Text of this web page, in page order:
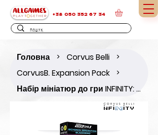
+38 050 352 67 34
Головна > Corvus Belli >
CorvusB. Expansion Pack >
Набір мініатюр до гри INFINITY: Beyond Operation Blackwind